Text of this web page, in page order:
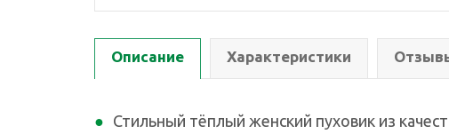
Описание Характеристики
Стильный тёплый женский пуховик из